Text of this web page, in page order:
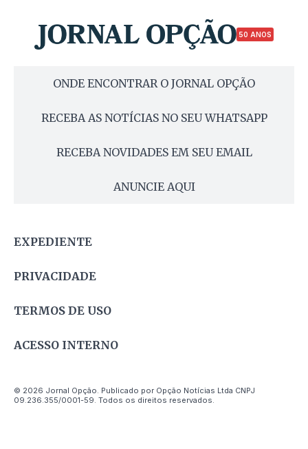
50 ANOS
ONDE ENCONTRAR O JORNAL OPÇÃO
RECEBA AS NOTÍCIAS NO SEU WHATSAPP
RECEBA NOVIDADES EM SEU EMAIL
ANUNCIE AQUI
EXPEDIENTE
PRIVACIDADE
TERMOS DE USO
ACESSO INTERNO
© 2026 Jornal Opção. Publicado por Opção Notícias Ltda CNPJ
09.236.355/0001-59. Todos os direitos reservados.